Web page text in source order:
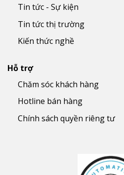
Tin tức - Sự kiện
Tin tức thị trường
Kiến thức nghề
Hỗ trợ
Chăm sóc khách hàng
Hotline bán hàng
Chính sách quyền riêng tư